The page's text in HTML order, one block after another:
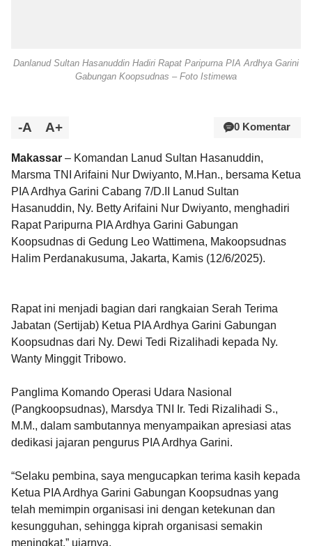
Danlanud Sultan Hasanuddin Hadiri Rapat Paripurna PIA Ardhya Garini
Gabungan Koopsudnas – Foto Istimewa
-A A+ 0 Komentar
Makassar – Komandan Lanud Sultan Hasanuddin,
Marsma TNI Arifaini Nur Dwiyanto, M.Han., bersama Ketua
PIA Ardhya Garini Cabang 7/D.II Lanud Sultan
Hasanuddin, Ny. Betty Arifaini Nur Dwiyanto, menghadiri
Rapat Paripurna PIA Ardhya Garini Gabungan
Koopsudnas di Gedung Leo Wattimena, Makoopsudnas
Halim Perdanakusuma, Jakarta, Kamis (12/6/2025).
Rapat ini menjadi bagian dari rangkaian Serah Terima
Jabatan (Sertijab) Ketua PIA Ardhya Garini Gabungan
Koopsudnas dari Ny. Dewi Tedi Rizalihadi kepada Ny.
Wanty Minggit Tribowo.
Panglima Komando Operasi Udara Nasional
(Pangkoopsudnas), Marsdya TNI Ir. Tedi Rizalihadi S.,
M.M., dalam sambutannya menyampaikan apresiasi atas
dedikasi jajaran pengurus PIA Ardhya Garini.
“Selaku pembina, saya mengucapkan terima kasih kepada
Ketua PIA Ardhya Garini Gabungan Koopsudnas yang
telah memimpin organisasi ini dengan ketekunan dan
kesungguhan, sehingga kiprah organisasi semakin
meningkat,” ujarnya.